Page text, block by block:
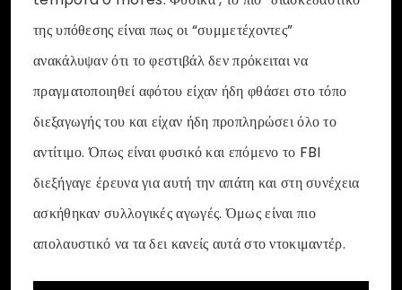
της υπόθεσης είναι πως οι “συμμετέχοντες”
ανακάλυψαν ότι το φεστιβάλ δεν πρόκειται να
πραγματοποιηθεί αφότου είχαν ήδη φθάσει στο τόπο
διεξαγωγής του και είχαν ήδη προπληρώσει όλο το
αντίτιμο. Όπως είναι φυσικό και επόμενο το FBI
διεξήγαγε έρευνα για αυτή την απάτη και στη συνέχεια
ασκήθηκαν συλλογικές αγωγές. Όμως είναι πιο
απολαυστικό να τα δει κανείς αυτά στο ντοκιμαντέρ.